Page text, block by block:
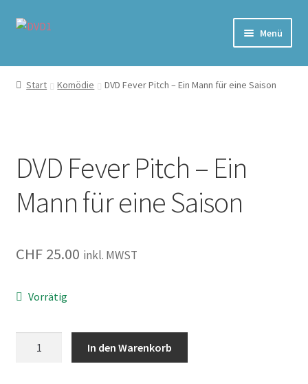
Zur
Zum
Menü
Home
Start Komödie DVD Fever Pitch – Ein Mann für eine Saison
DVD Fever Pitch – Ein
Mann für eine Saison
CHF25.00 inkl. MWST
Vorrätig
In den Warenkorb